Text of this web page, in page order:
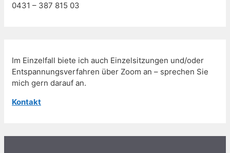
0431 – 387 815 03
Im Einzelfall biete ich auch Einzelsitzungen und/oder
Entspannungsverfahren über Zoom an – sprechen Sie
mich gern darauf an.
Kontakt